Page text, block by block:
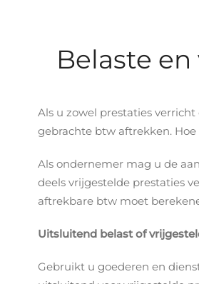
Belaste
Als u zowel prestaties
gebrachte btw aftrekken.
Als ondernemer mag u de
deels vrijgestelde prestaties
aftrekbare btw moet
Uitsluitend belast of
Gebruikt u goederen en